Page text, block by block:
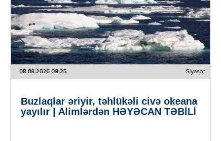
08.08.2026 09:25 Siyasət
Buzlaqlar əriyir, təhlükəli civə okeana
yayılır | Alimlərdən HƏYƏCAN TƏBİLİ